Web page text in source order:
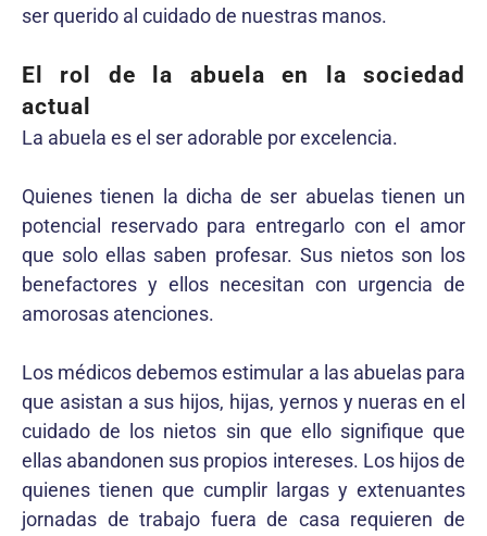
ser querido al cuidado de nuestras manos.
El rol de la abuela en la sociedad
actual
La abuela es el ser adorable por excelencia.
Quienes tienen la dicha de ser abuelas tienen un
potencial reservado para entregarlo con el amor
que solo ellas saben profesar. Sus nietos son los
benefactores y ellos necesitan con urgencia de
amorosas atenciones.
Los médicos debemos estimular a las abuelas para
que asistan a sus hijos, hijas, yernos y nueras en el
cuidado de los nietos sin que ello signifique que
ellas abandonen sus propios intereses. Los hijos de
quienes tienen que cumplir largas y extenuantes
jornadas de trabajo fuera de casa requieren de